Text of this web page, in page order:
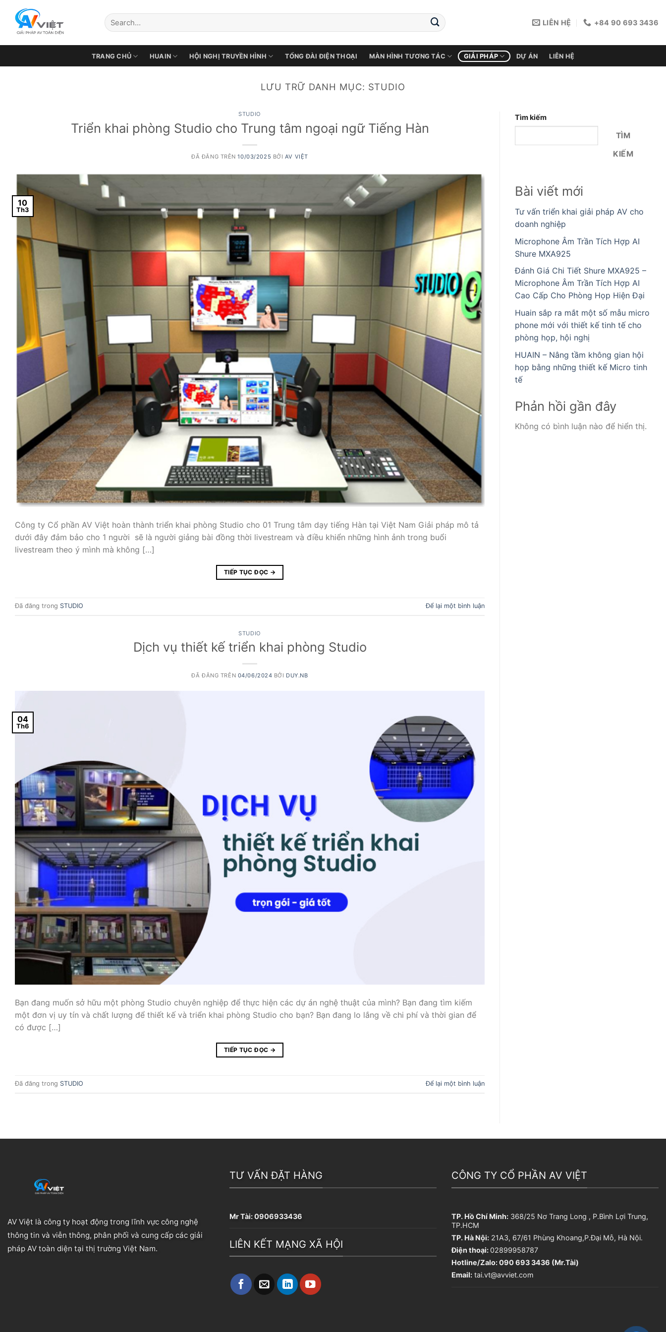
Chuyển
dung
LIÊN HỆ +84 90 693 3436
TRANG CHỦ HUAIN HỘI NGHỊ TRUYỀN HÌNH TỔNG ĐÀI ĐIỆN THOẠI MÀN HÌNH TƯƠNG TÁC GIẢI PHÁP DỰ ÁN LIÊN HỆ
LƯU TRỮ DANH MỤC: STUDIO
STUDIO
Triển khai phòng Studio cho Trung tâm ngoại ngữ Tiếng Hàn
ĐÃ ĐĂNG TRÊN10/03/2025 BỞI AV VIỆT
10
Th3
Công ty Cổ phần AV Việt hoàn thành triển khai phòng Studio cho 01 Trung tâm dạy tiếng Hàn tại Việt Nam Giải pháp mô tả
dưới đây đảm bảo cho 1 người sẽ là người giảng bài đồng thời livestream và điều khiển những hình ảnh trong buổi
livestream theo ý mình mà không […]
TIẾP TỤC ĐỌC →
Đã đăng trong STUDIO Để lại một bình luận
STUDIO
Dịch vụ thiết kế triển khai phòng Studio
ĐÃ ĐĂNG TRÊN 04/06/2024 BỞI DUY.NB
04
Th6
Bạn đang muốn sở hữu một phòng Studio chuyên nghiệp để thực hiện các dự án nghệ thuật của mình? Bạn đang tìm kiếm
một đơn vị uy tín và chất lượng để thiết kế và triển khai phòng Studio cho bạn? Bạn đang lo lắng về chi phí và thời gian để
có được […]
TIẾP TỤC ĐỌC →
Đã đăng trong STUDIO Để lại một bình luận
Tìm kiếm
TÌM
KIẾM
Bài viết mới
Tư vấn triển khai giải pháp AV cho
doanh nghiệp
Microphone Âm Trần Tích Hợp AI
Shure MXA925
Đánh Giá Chi Tiết Shure MXA925 –
Microphone Âm Trần Tích Hợp AI
Cao Cấp Cho Phòng Họp Hiện Đại
Huain sắp ra mắt một số mẫu micro
phone mới với thiết kế tinh tế cho
phòng họp, hội nghị
HUAIN – Nâng tầm không gian hội
họp bằng những thiết kế Micro tinh
tế
Phản hồi gần đây
Không có bình luận nào để hiển thị.
AV Việt là công ty hoạt động trong lĩnh vực công nghệ
thông tin và viễn thông, phân phối và cung cấp các giải
pháp AV toàn diện tại thị trường Việt Nam.
TƯ VẤN ĐẶT HÀNG
Mr Tài:0906933436
LIÊN KẾT MẠNG XÃ HỘI
CÔNG TY CỔ PHẦN AV VIỆT
TP. Hồ Chí Minh: 368/25 Nơ Trang Long , P.Bình Lợi Trung,
TP.HCM
TP. Hà Nội: 21A3, 67/61 Phùng Khoang,P.Đại Mỗ, Hà Nội.
Điện thoại:02899958787
Hotline/Zalo: 090 693 3436 (Mr.Tài)
Email: tai.vt@avviet.com